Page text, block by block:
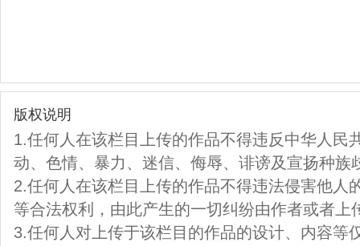
版权说明
1.任何人在该栏目上传的作品不得违反中华人民
动、色情、暴力、迷信、侮辱、诽谤及宣扬种族
2.任何人在该栏目上传的作品不得违法侵害他人
等合法权利，由此产生的一切纠纷由作者或者上
3.任何人对上传于该栏目的作品的设计、内容等